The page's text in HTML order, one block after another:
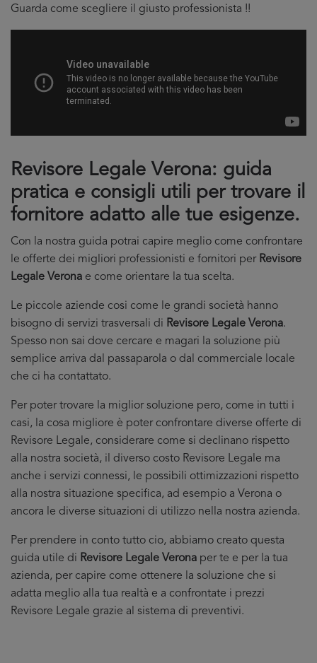
Guarda come scegliere il giusto professionista !!
Revisore Legale Verona: guida
pratica e consigli utili per trovare il
fornitore adatto alle tue esigenze.
Con la nostra guida potrai capire meglio come confrontare
le offerte dei migliori professionisti e fornitori per Revisore
Legale Verona e come orientare la tua scelta.
Le piccole aziende cosi come le grandi società hanno
bisogno di servizi trasversali di Revisore Legale Verona.
Spesso non sai dove cercare e magari la soluzione più
semplice arriva dal passaparola o dal commerciale locale
che ci ha contattato.
Per poter trovare la miglior soluzione pero, come in tutti i
casi, la cosa migliore è poter confrontare diverse offerte di
Revisore Legale, considerare come si declinano rispetto
alla nostra società, il diverso costo Revisore Legale ma
anche i servizi connessi, le possibili ottimizzazioni rispetto
alla nostra situazione specifica, ad esempio a Verona o
ancora le diverse situazioni di utilizzo nella nostra azienda.
Per prendere in conto tutto cio, abbiamo creato questa
guida utile di Revisore Legale Verona per te e per la tua
azienda, per capire come ottenere la soluzione che si
adatta meglio alla tua realtà e a confrontate i prezzi
Revisore Legale grazie al sistema di preventivi.